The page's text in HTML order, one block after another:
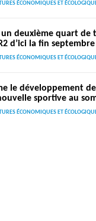
ÉCONOMIQUES ET
deuxième quart de
d’ici la fin septembre
ÉCONOMIQUES ET
le développement
sportive au
ÉCONOMIQUES ET